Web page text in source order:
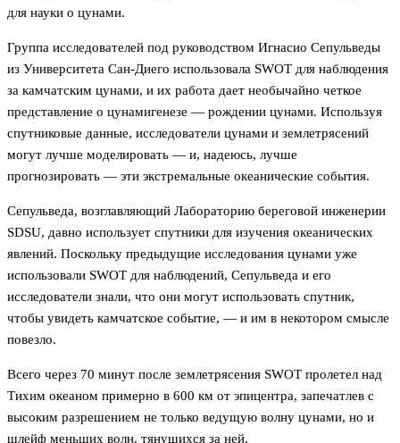
для науки о цунами.
Группа исследователей под руководством Игнасио Сепульведы
из Университета Сан-Диего использовала SWOT для наблюдения
за камчатским цунами, и их работа дает необычайно четкое
представление о цунамигенезе — рождении цунами. Используя
спутниковые данные, исследователи цунами и землетрясений
могут лучше моделировать — и, надеюсь, лучше
прогнозировать — эти экстремальные океанические события.
Сепульведа, возглавляющий Лабораторию береговой инженерии
SDSU, давно использует спутники для изучения океанических
явлений. Поскольку предыдущие исследования цунами уже
использовали SWOT для наблюдений, Сепульведа и его
исследователи знали, что они могут использовать спутник,
чтобы увидеть камчатское событие, — и им в некотором смысле
повезло.
Всего через 70 минут после землетрясения SWOT пролетел над
Тихим океаном примерно в 600 км от эпицентра, запечатлев с
высоким разрешением не только ведущую волну цунами, но и
шлейф меньших волн, тянущихся за ней.